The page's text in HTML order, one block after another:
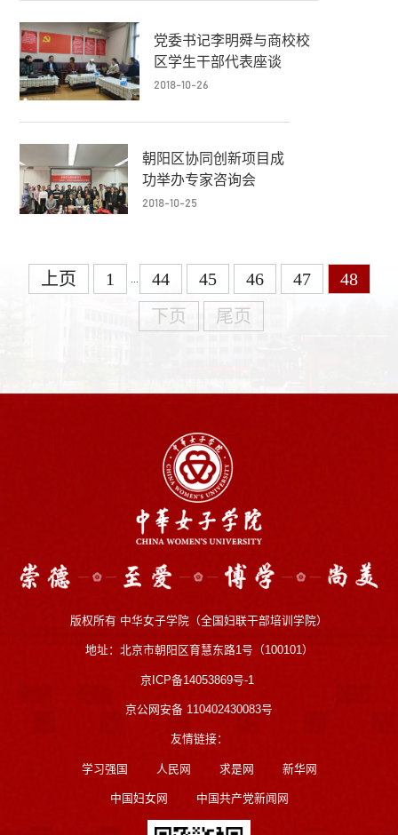
党委书记李明舜与商校校
区学生干部代表座谈
2018-10-26
朝阳区协同创新项目成
功举办专家咨询会
2018-10-25
上页 1 ... 44 45 46 47
48
下页
尾页
版权所有 中华女子学院（全国妇联干部培训学院）
地址：北京市朝阳区育慧东路1号（100101）
京ICP备14053869号-1
京公网安备 110402430083号
友情链接：
学习强国 人民网 求是网 新华网
中国妇女网 中国共产党新闻网